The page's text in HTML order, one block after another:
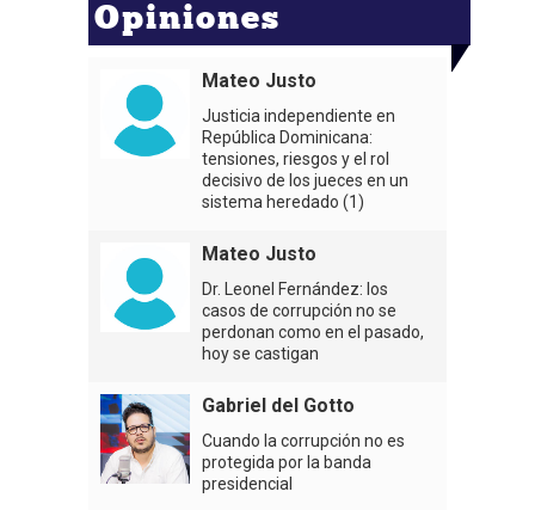
Opiniones
Mateo Justo
Justicia independiente en
República Dominicana:
tensiones, riesgos y el rol
decisivo de los jueces en un
sistema heredado (1)
Mateo Justo
Dr. Leonel Fernández: los
casos de corrupción no se
perdonan como en el pasado,
hoy se castigan
Gabriel del Gotto
Cuando la corrupción no es
protegida por la banda
presidencial